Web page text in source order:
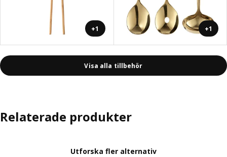
+1 +1
Visa alla tillbehör
Relaterade produkter
Utforska fler alternativ